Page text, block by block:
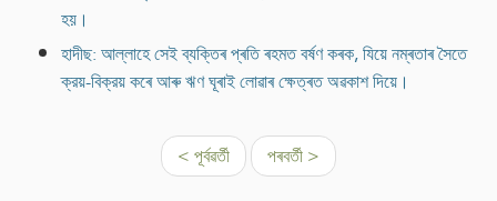
হয়।
হাদীছ: আল্লাহে সেই ব্যক্তিৰ প্ৰতি ৰহমত বর্ষণ কৰক, যিয়ে নম্ৰতাৰ সৈতে
ক্রয়-বিক্রয় কৰে আৰু ঋণ ঘূৰাই লোৱাৰ ক্ষেত্ৰত অৱকাশ দিয়ে।
< পূৰ্বৱৰ্তী পৰবৰ্তী >